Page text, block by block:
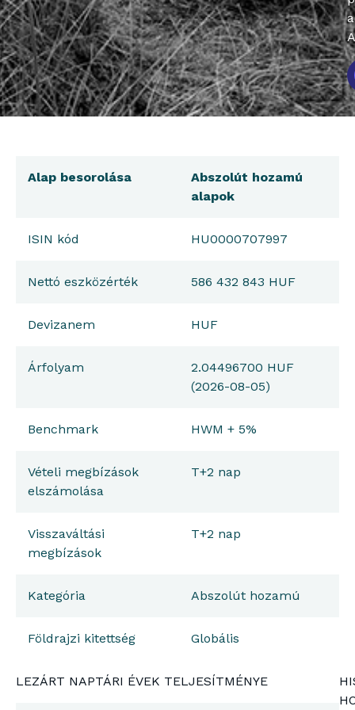
Alap besorolása
Abszolút hozamú
alapok
ISIN kód HU0000707997
Nettó eszközérték 586 432 843 HUF
Devizanem HUF
Árfolyam
2.04496700 HUF
(2026-08-05)
Benchmark HWM + 5%
Vételi megbízások
elszámolása
T+2 nap
Visszaváltási
megbízások
T+2 nap
Kategória Abszolút hozamú
Földrajzi kitettség Globális
LEZÁRT NAPTÁRI ÉVEK TELJESÍTMÉNYE